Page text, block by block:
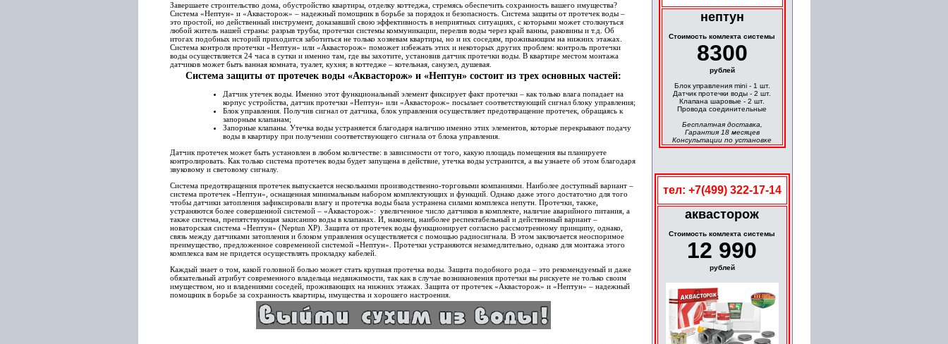
Завершаете строительство дома, обустройство квартиры, отделку коттеджа, стремясь обеспечить сохранность вашего имущества?
Система «Нептун» и «Аквасторож» – надежный помощник в борьбе за порядок и безопасность. Система защиты от протечек воды –
это простой, но действенный инструмент, доказавший свою эффективность в неприятных ситуациях, с которыми может столкнуться
любой житель нашей страны: разрыв трубы, протечки системы коммуникации, перелив воды через край ванны, раковины и т.д. Об
итогах подобных историй приходится заботиться не только хозяевам квартиры, но и их соседям, проживающим на нижних этажах.
Система контроля протечки «Нептун» или «Аквасторож» поможет избежать этих и некоторых других проблем: контроль протечки
воды осуществляется 24 часа в сутки и именно там, где вы захотите, установив датчик протечки воды. В квартире местом монтажа
датчиков может быть ванная комната, туалет, кухня; в коттедже – котельная, санузел, душевая.
Система защиты от протечек воды «Аквасторож» и «Нептун» состоит из трех основных частей:
Датчик утечек воды. Именно этот функциональный элемент фиксирует факт протечки – как только влага попадает на
корпус устройства, датчик протечки «Нептун» или «Аквасторож» посылает соответствующий сигнал блоку управления;
Блок управления. Получив сигнал от датчика, блок управления осуществляет предотвращение протечек, обращаясь к
запорным клапанам;
Запорные клапаны. Утечка воды устраняется благодаря наличию именно этих элементов, которые перекрывают подачу
воды в квартиру при получении соответствующего сигнала от блока управления.
Датчик протечек может быть установлен в любом количестве: в зависимости от того, какую площадь помещения вы планируете
контролировать. Как только система протечек воды будет запущена в действие, утечка воды устранится, а вы узнаете об этом благодаря
звуковому и световому сигналу.
Система предотвращения протечек выпускается несколькими производственно-торговыми компаниями. Наиболее доступный вариант –
система протечек «Нептун», оснащенная минимальным набором комплектующих и функций. Однако даже этого достаточно для того
чтобы датчики затопления зафиксировали влагу и протечка воды была устранена силами комплекса непутн. Протечки, также,
устраняются более совершенной системой – «Аквасторож»: увеличенное число датчиков в комплекте, наличие аварийного питания, а
также система, препятствующая закисанию воды в клапанах. И, наконец, наиболее респектабельный и действенный вариант –
новаторская система «Нептун» (Neptun XP). Защита от протечек воды функционирует согласно рассмотренному принципу, однако,
связь между датчиками затопления и блоком управления осуществляется с помощью радиосигнала. В этом заключается неоспоримое
преимущество, предложенное современной системой «Нептун». Протечки устраняются незамедлительно, однако для монтажа этого
комплекса вам не придется осуществлять прокладку кабелей.
Каждый знает о том, какой головной болью может стать крупная протечка воды. Защита подобного рода – это рекомендуемый и даже
обязательный атрибут современного владельца недвижимости, так как в случае возникновения протечки вы рискуете не только своим
имуществом, но и владениями соседей, проживающих на нижних этажах. Защита от протечек «Аквасторож» и «Нептун» – надежный
помощник в борьбе за сохранность квартиры, имущества и хорошего настроения.
нептун
Cтоимость комлекта системы
8300
рублей
Блок управления mini - 1 шт.
Датчик протечки воды - 2 шт.
Клапана шаровые - 2 шт.
Провода соединительные
Бесплатная доставка,
Гарантия 18 месяцев
Консультации по установке
тел: +7(499) 322-17-14
аквасторож
Cтоимость комлекта системы
12 990
рублей